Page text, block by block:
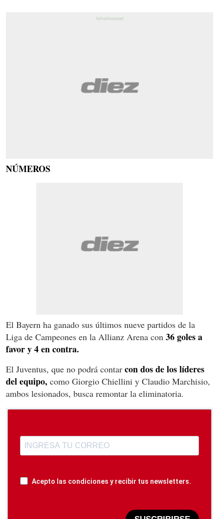
NÚMEROS
El Bayern ha ganado sus últimos nueve partidos de la
Liga de Campeones en la Allianz Arena con 36 goles a
favor y 4 en contra.
El Juventus, que no podrá contar con dos de los líderes
del equipo, como Giorgio Chiellini y Claudio Marchisio,
ambos lesionados, busca remontar la eliminatoria.
Acepto las condiciones y recibir tus newsletters.